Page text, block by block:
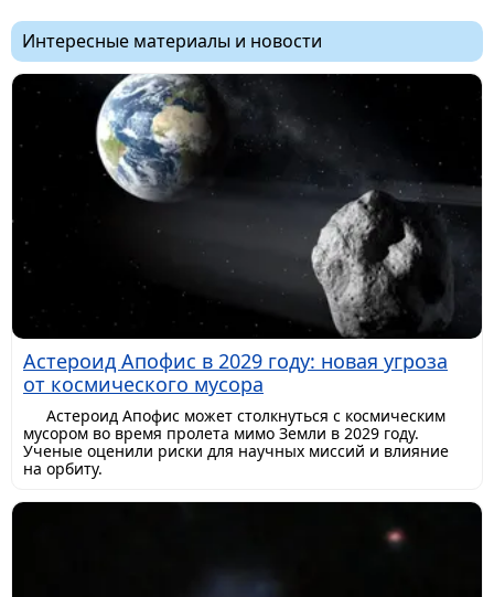
Интересные материалы и новости
Астероид Апофис в 2029 году: новая угроза
от космического мусора
Астероид Апофис может столкнуться с космическим
мусором во время пролета мимо Земли в 2029 году.
Ученые оценили риски для научных миссий и влияние
на орбиту.